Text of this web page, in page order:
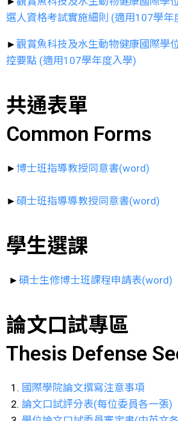
選人資格考試實施細則 (適用107學年
► 觀賞魚科技及水生動物健康國際學
控要點 (適用107學年度入學)
共通表單
Common Forms
► 博士班指導教授同意書(word)
► 碩士班指導導教授同意書(word)
學生選課
► 碩士生修博士班課程申請表(word)
論文口試專區
Thesis Defense
國際學院論文撰寫注意事項
論文口試評分表(每位委員各一張)